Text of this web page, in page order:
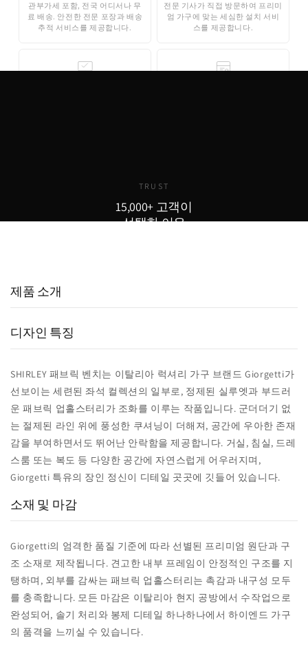
관부가세 포함, 전국 어디서나 무
료 배송. 안전한 전문 포장과 배송
추적 서비스를 제공합니다.
전문 기사가 직접 방문하여 프리미
엄 가구에 맞는 세심한 설치 서비
스를 제공합니다.
TRUST
15,000+ 고객이
선택한 이유
제품 소개
디자인 특징
SHIRLEY 패브릭 벤치는 이탈리아 럭셔리 가구 브랜드 Giorgetti가
선보이는 세련된 좌석 컬렉션의 일부로, 정제된 실루엣과 부드러
운 패브릭 업홀스터리가 조화를 이루는 작품입니다. 군더더기 없
는 절제된 라인 위에 풍성한 쿠셔닝이 더해져, 공간에 우아한 존재
감을 부여하면서도 뛰어난 안락함을 제공합니다. 거실, 침실, 드레
스룸 또는 복도 등 다양한 공간에 자연스럽게 어우러지며,
Giorgetti 특유의 장인 정신이 디테일 곳곳에 깃들어 있습니다.
소재 및 마감
Giorgetti의 엄격한 품질 기준에 따라 선별된 프리미엄 원단과 구
조 소재로 제작됩니다. 견고한 내부 프레임이 안정적인 구조를 지
탱하며, 외부를 감싸는 패브릭 업홀스터리는 촉감과 내구성 모두
를 충족합니다. 모든 마감은 이탈리아 현지 공방에서 수작업으로
완성되어, 솔기 처리와 봉제 디테일 하나하나에서 하이엔드 가구
의 품격을 느끼실 수 있습니다.